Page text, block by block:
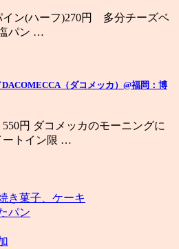
ン(ハーフ)270円 多分チーズベ
パン …
（ダコメッカ）@福岡：博
円 ダコメッカのモーニングに
ートイン限 …
き菓子、ケーキ
パン